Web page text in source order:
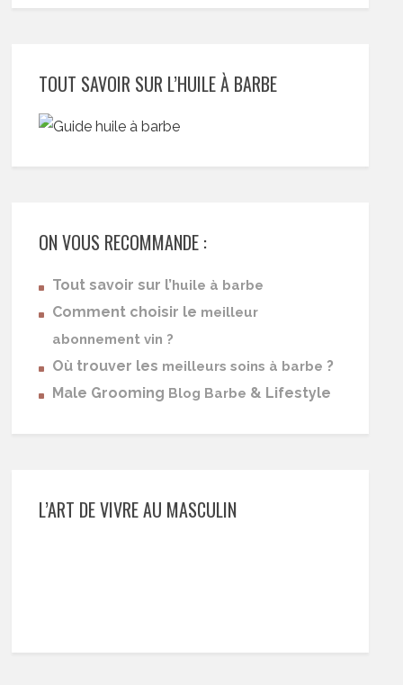
TOUT SAVOIR SUR L’HUILE À BARBE
ON VOUS RECOMMANDE :
Tout savoir sur l’huile à barbe
Comment choisir le meilleur
abonnement vin ?
Où trouver les meilleurs soins à barbe ?
Male Grooming Blog Barbe & Lifestyle
L’ART DE VIVRE AU MASCULIN